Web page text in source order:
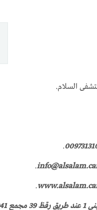
السلام.
.
.
.
941 منطقة البحير صندوق بريد 80278